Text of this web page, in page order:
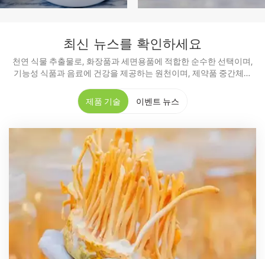
최신 뉴스를 확인하세요
천연 식물 추출물로, 화장품과 세면용품에 적합한 순수한 선택이며,
기능성 식품과 음료에 건강을 제공하는 원천이며, 제약품 중간체에
제품 기술
이벤트 뉴스